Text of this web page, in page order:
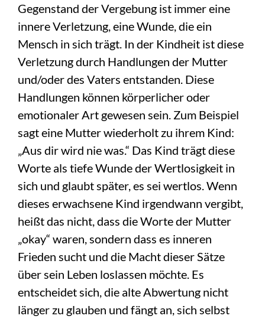
Gegenstand der Vergebung ist immer eine
innere Verletzung, eine Wunde, die ein
Mensch in sich trägt. In der Kindheit ist diese
Verletzung durch Handlungen der Mutter
und/oder des Vaters entstanden. Diese
Handlungen können körperlicher oder
emotionaler Art gewesen sein. Zum Beispiel
sagt eine Mutter wiederholt zu ihrem Kind:
„Aus dir wird nie was.“ Das Kind trägt diese
Worte als tiefe Wunde der Wertlosigkeit in
sich und glaubt später, es sei wertlos.Wenn
dieses erwachsene Kind irgendwann vergibt,
heißt das nicht, dass die Worte der Mutter
„okay“ waren, sondern dass es inneren
Frieden sucht und die Macht dieser Sätze
über sein Leben loslassen möchte. Es
entscheidet sich, die alte Abwertung nicht
länger zu glauben und fängt an, sich selbst